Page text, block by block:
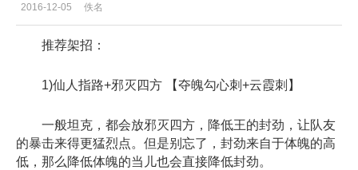
2016-12-05 佚名
推荐架招：
1)仙人指路+邪灭四方 【夺魄勾心刺+云霞刺】
一般坦克，都会放邪灭四方，降低王的封劲，让队友
的暴击来得更猛烈点。但是别忘了，封劲来自于体魄的高
低，那么降低体魄的当儿也会直接降低封劲。